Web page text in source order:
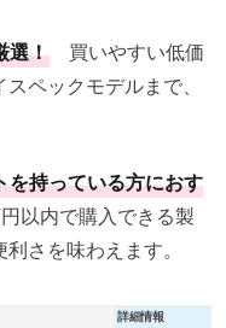
れが付いてしまう
選！ 買いやすい低価
ペックモデルまで、
を持っている方におす
以内で購入できる製
さを味わえます。
詳細情報